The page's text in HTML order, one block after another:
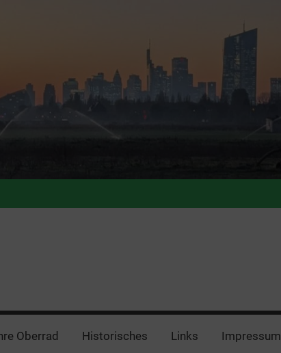
Oberrad Historisches Links Impressum